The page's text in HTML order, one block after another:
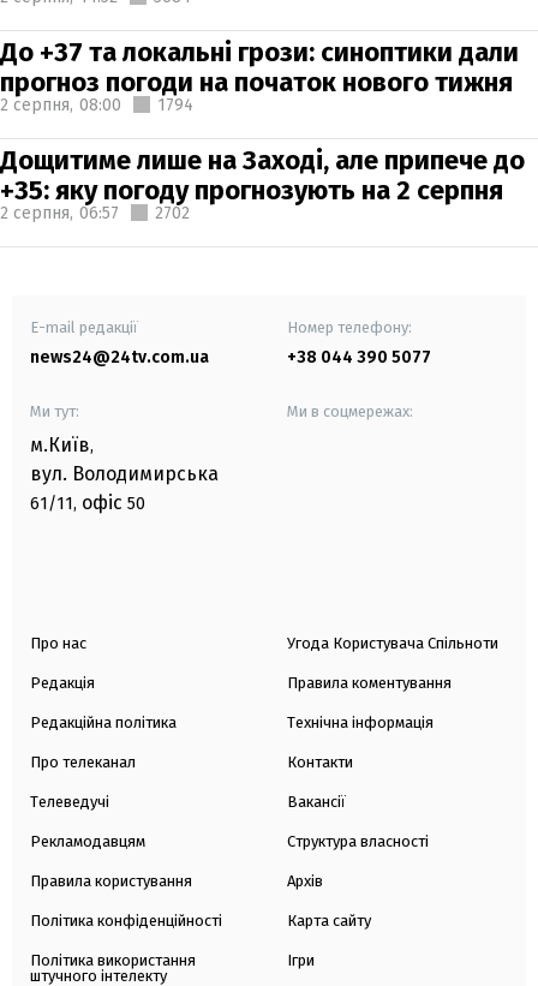
До +37 та локальні грози: синоптики дали
прогноз погоди на початок нового тижня
2 серпня, 08:00 1794
Дощитиме лише на Заході, але припече до
+35: яку погоду прогнозують на 2 серпня
2 серпня, 06:57 2702
E-mail редакції
news24@24tv.com.ua
Номер телефону:
+38 044 390 5077
Ми тут:
м.Київ,
вул. Володимирська
61/11, офіс 50
Ми в соцмережах:
Про нас
Редакція
Редакційна політика
Про телеканал
Телеведучі
Рекламодавцям
Правила користування
Політика конфіденційності
Політика використання
штучного інтелекту
Угода Користувача Спільноти
Правила коментування
Технічна інформація
Контакти
Вакансії
Структура власності
Архів
Карта сайту
Ігри